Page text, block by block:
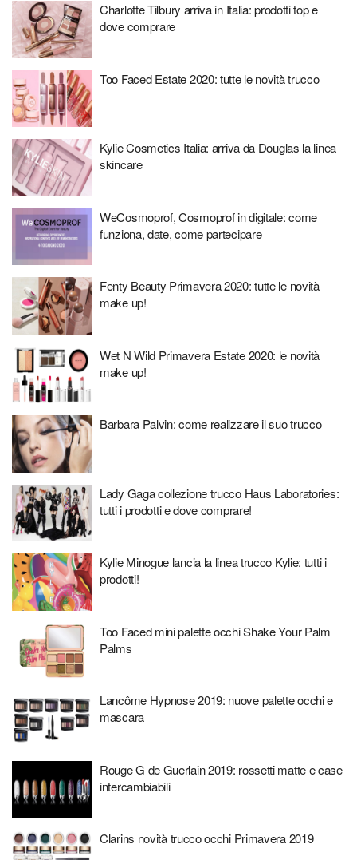
Charlotte Tilbury arriva in Italia: prodotti top e
dove comprare
Too Faced Estate 2020: tutte le novità trucco
Kylie Cosmetics Italia: arriva da Douglas la linea
skincare
WeCosmoprof, Cosmoprof in digitale: come
funziona, date, come partecipare
Fenty Beauty Primavera 2020: tutte le novità
make up!
Wet N Wild Primavera Estate 2020: le novità
make up!
Barbara Palvin: come realizzare il suo trucco
Lady Gaga collezione trucco Haus Laboratories:
tutti i prodotti e dove comprare!
Kylie Minogue lancia la linea trucco Kylie: tutti i
prodotti!
Too Faced mini palette occhi Shake Your Palm
Palms
Lancôme Hypnose 2019: nuove palette occhi e
mascara
Rouge G de Guerlain 2019: rossetti matte e case
intercambiabili
Clarins novità trucco occhi Primavera 2019